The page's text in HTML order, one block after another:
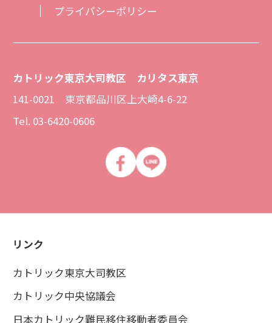
プライバシーポリシー
カトリック東京大司教区 カリタス東京
141-0021 東京都品川区上大崎4-6-22
Tel. 03-6420-0606
リンク
カトリック東京大司教区
カトリック中央協議会
日本カトリック難民移住移動者委員会